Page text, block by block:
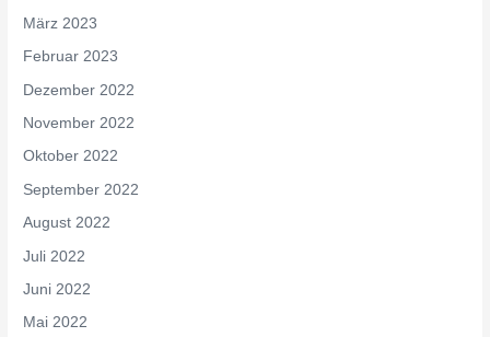
März 2023
Februar 2023
Dezember 2022
November 2022
Oktober 2022
September 2022
August 2022
Juli 2022
Juni 2022
Mai 2022